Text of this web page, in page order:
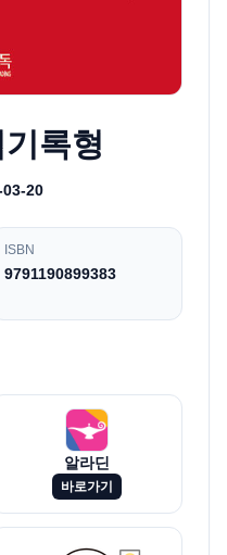
록형
20
ISBN
9791190899383
알라딘
바로가기